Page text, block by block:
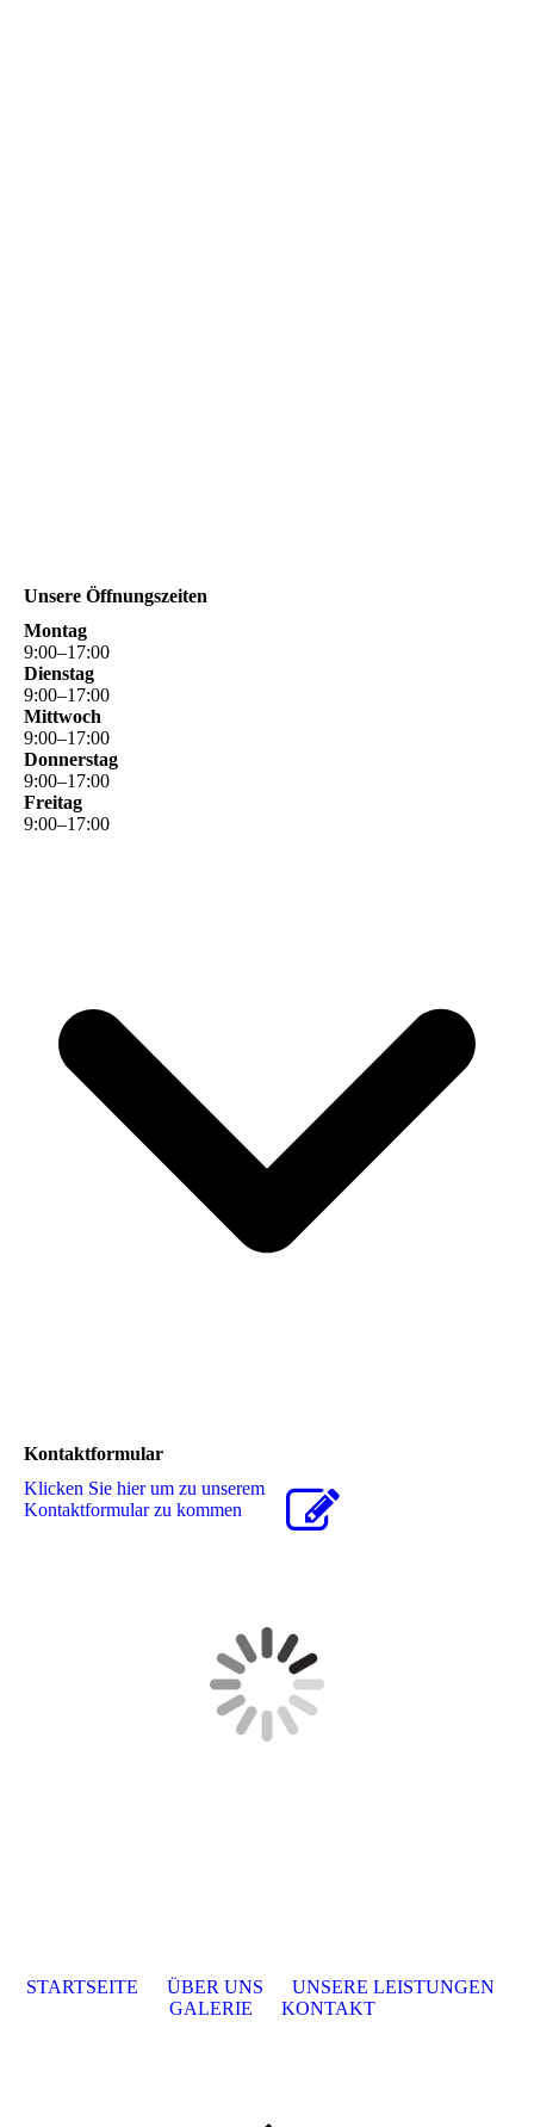
Unsere Öffnungszeiten
Montag
9:00–17:00
Dienstag
9:00–17:00
Mittwoch
9:00–17:00
Donnerstag
9:00–17:00
Freitag
9:00–17:00
Kontaktformular
Klicken Sie hier um zu unserem
Kon­takt­for­mu­lar zu kommen
STARTSEITE ÜBER UNS
UNSERE LEISTUNGEN
GALERIE
KONTAKT